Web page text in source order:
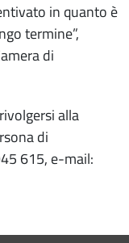
in quanto è
termine”,
di
alla
di
615, e-mail: